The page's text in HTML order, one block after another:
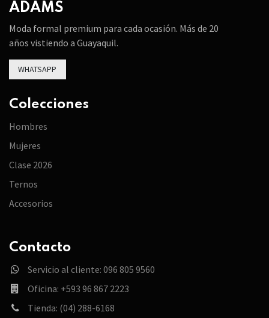
ADAMS
Moda formal premium para cada ocasión. Más de 20
años vistiendo a Guayaquil.
WHATSAPP
Colecciones
Hombres
Mujeres
Clase 2026
Ternos
Accesorios
Contacto
Servicio al cliente: 096 805 9560
Oficina: +593 96 867 2223
Tienda: (04) 288-6168